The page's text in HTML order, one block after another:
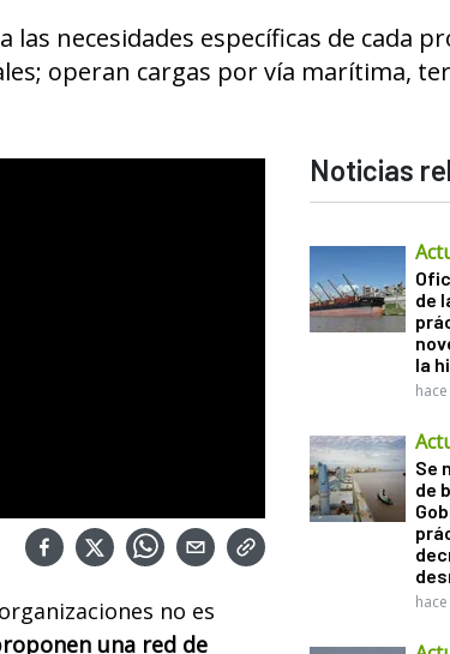
necesidades específicas de cada
operan cargas por vía marítima,
no es
una red de
Noticias
de
la
Se
de